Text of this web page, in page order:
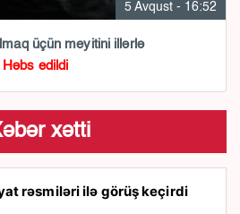
5 Avqust - 16:52
üçün meyitini illərlə
Həbs edildi
xətti
rəsmiləri ilə görüş keçirdi